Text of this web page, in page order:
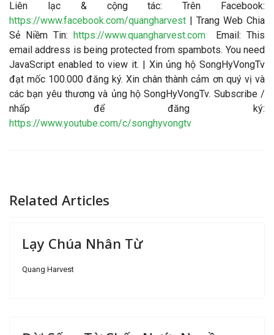
Liên lạc & cộng tác: Trên Facebook:
https://www.facebook.com/quangharvest | Trang Web Chia
Sẻ Niềm Tin: https://www.quangharvest.comEmail: This
email address is being protected from spambots. You need
JavaScript enabled to view it. | Xin ủng hộ SongHyVongTv
đạt mốc 100.000 đăng ký. Xin chân thành cảm ơn quý vị và
các bạn yêu thương và ủng hộ SongHyVongTv. Subscribe /
nhấp để đăng ký:
https://www.youtube.com/c/songhyvongtv
Related Articles
Lạy Chúa Nhân Từ
Quang Harvest